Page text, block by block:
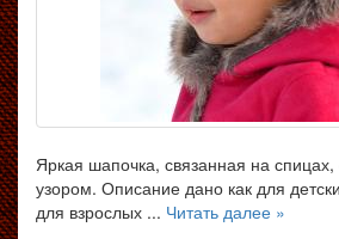
Яркая шапочка, связанная на
узором. Описание дано как для
для взрослых ... Читать далее »